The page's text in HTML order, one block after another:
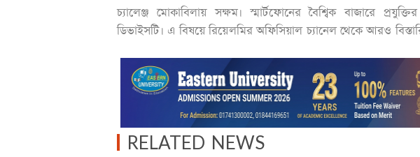
চ্যালেঞ্জ মোকাবিলায় সক্ষম। স্মার্টফোনের বৈশ্বিক বাজারে
ডিভাইসটি। এ বিষয়ে রিয়েলমির অফিসিয়াল চ্যানেল থেকে আরও
RELATED NEWS